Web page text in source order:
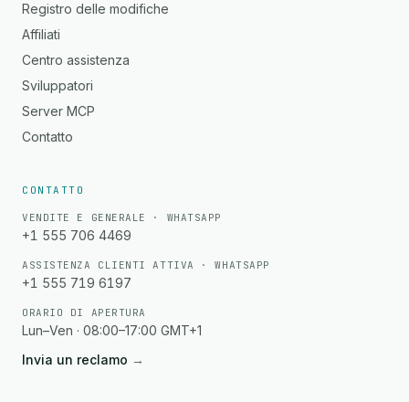
Registro delle modifiche
Affiliati
Centro assistenza
Sviluppatori
Server MCP
Contatto
CONTATTO
VENDITE E GENERALE · WHATSAPP
+1 555 706 4469
ASSISTENZA CLIENTI ATTIVA · WHATSAPP
+1 555 719 6197
ORARIO DI APERTURA
Lun–Ven · 08:00–17:00 GMT+1
Invia un reclamo →